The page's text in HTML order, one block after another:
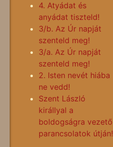
4. Atyádat és
anyádat tiszteld!
3/b. Az Úr napját
szenteld meg!
3/a. Az Úr napját
szenteld meg!
2. Isten nevét hiába
ne vedd!
Szent László
királlyal a
boldogságra vezető
parancsolatok útján!